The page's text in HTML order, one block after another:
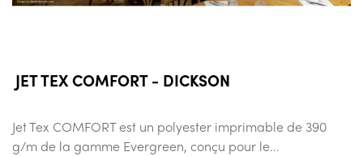
JET TEX COMFORT - DICKSON
Jet Tex COMFORT est un polyester imprimable de 390
g/m de la gamme Evergreen, conçu pour le...